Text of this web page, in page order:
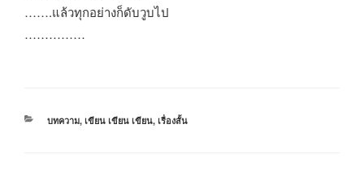
…….แล้วทุกอย่างก็ดับวูบไป
……………
หมวด
บทความ, เขียน เขียน เขียน, เรื่องสั้น